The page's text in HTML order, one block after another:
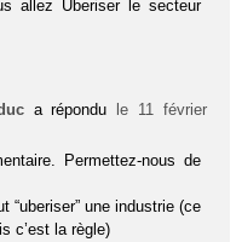
allez Uberiser le secteur
a répondu
le 11 février
Permettez-nous de
“uberiser” une industrie (ce
c’est la règle)